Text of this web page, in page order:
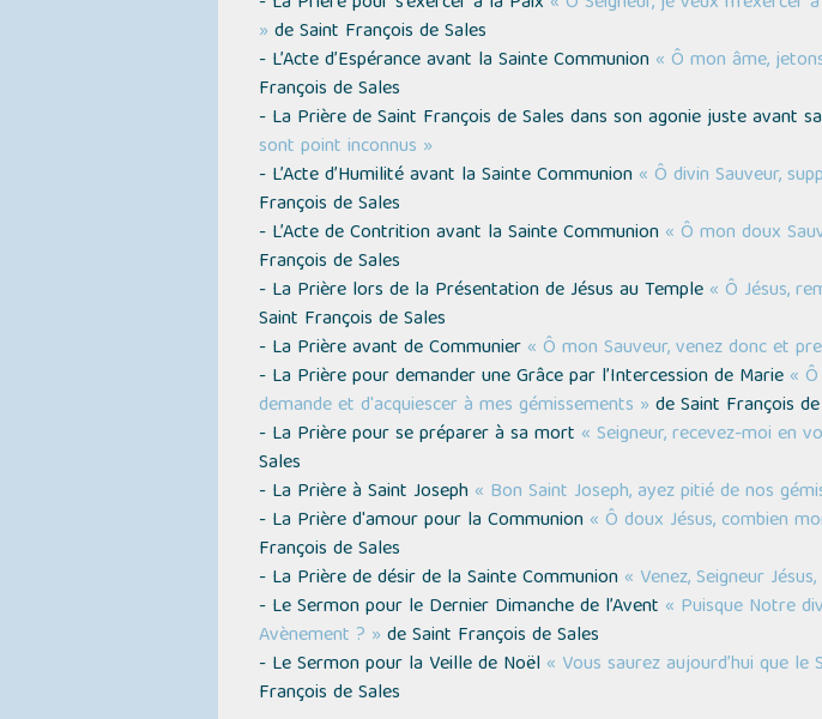
» de Saint François de Sales
- L’Acte d’Espérance avant la Sainte Communion « Ô mon âme,
François de Sales
- La Prière de Saint François de Sales dans son agonie juste avant
sont point inconnus »
- L’Acte d’Humilité avant la Sainte Communion « Ô divin Sauveur,
François de Sales
- L’Acte de Contrition avant la Sainte Communion « Ô mon doux
François de Sales
- La Prière lors de la Présentation de Jésus au Temple « Ô Jésus,
Saint François de Sales
- La Prière avant de Communier « Ô mon Sauveur, venez donc et
- La Prière pour demander une Grâce par l’Intercession de Marie «
demande et d'acquiescer à mes gémissements » de Saint François
- La Prière pour se préparer à sa mort « Seigneur, recevez-moi en
Sales
- La Prière à Saint Joseph « Bon Saint Joseph, ayez pitié de nos
- La Prière d'amour pour la Communion « Ô doux Jésus, combien
François de Sales
- La Prière de désir de la Sainte Communion « Venez, Seigneur
- Le Sermon pour le Dernier Dimanche de l’Avent « Puisque Notre
Avènement ? » de Saint François de Sales
- Le Sermon pour la Veille de Noël « Vous saurez aujourd’hui que
François de Sales